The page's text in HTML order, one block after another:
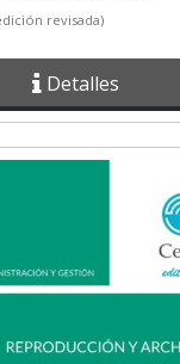
revisada)
Detalles